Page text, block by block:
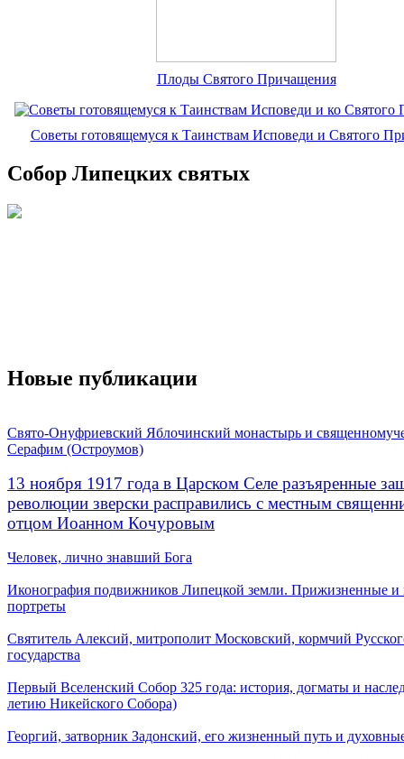
Плоды Святого Причащения
Советы готовящемуся к Таинствам Исповеди и Святого
Собор Липецких святых
Новые публикации
Свято-Онуфриевский Яблочинский монастырь и
Серафим (Остроумов)
13 ноября 1917 года в Царском Селе разъяренные
революции зверски расправились с местным
отцом Иоанном Кочуровым
Человек, лично знавший Бога
Иконография подвижников Липецкой земли. Прижизненные и
портреты
Святитель Алексий, митрополит Московский, кормчий
государства
Первый Вселенский Собор 325 года: история, догматы и
летию Никейского Собора)
Георгий, затворник Задонский, его жизненный путь и